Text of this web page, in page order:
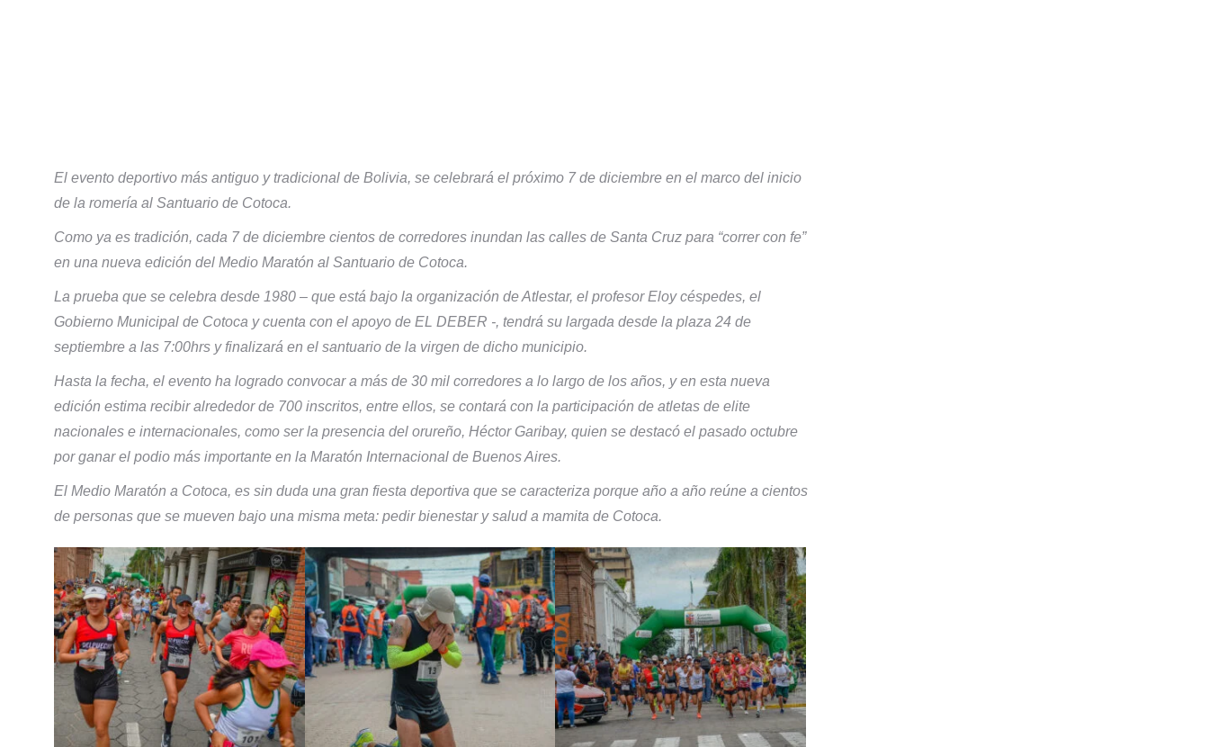
El evento deportivo más antiguo y tradicional de Bolivia, se celebrará el próximo 7 de diciembre en el marco del inicio
de la romería al Santuario de Cotoca.
Como ya es tradición, cada 7 de diciembre cientos de corredores inundan las calles de Santa Cruz para “correr con fe”
en una nueva edición del Medio Maratón al Santuario de Cotoca.
La prueba que se celebra desde 1980 – que está bajo la organización de Atlestar, el profesor Eloy céspedes, el
Gobierno Municipal de Cotoca y cuenta con el apoyo de EL DEBER -, tendrá su largada desde la plaza 24 de
septiembre a las 7:00hrs y finalizará en el santuario de la virgen de dicho municipio.
Hasta la fecha, el evento ha logrado convocar a más de 30 mil corredores a lo largo de los años, y en esta nueva
edición estima recibir alrededor de 700 inscritos, entre ellos, se contará con la participación de atletas de elite
nacionales e internacionales, como ser la presencia del orureño, Héctor Garibay, quien se destacó el pasado octubre
por ganar el podio más importante en la Maratón Internacional de Buenos Aires.
El Medio Maratón a Cotoca, es sin duda una gran fiesta deportiva que se caracteriza porque año a año reúne a cientos
de personas que se mueven bajo una misma meta: pedir bienestar y salud a mamita de Cotoca.